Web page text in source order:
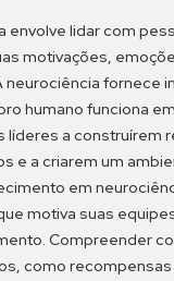
envolve lidar com
motivações,
fornece
humano funciona
líderes a construírem
e a criarem um
em
motiva suas
Compreender
como recompensas